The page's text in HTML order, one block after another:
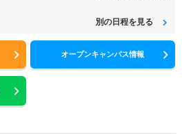
別の日程を見る
オープンキャンパス情報